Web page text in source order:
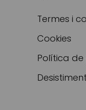
Termes i
Cookies
Política
Desistiment